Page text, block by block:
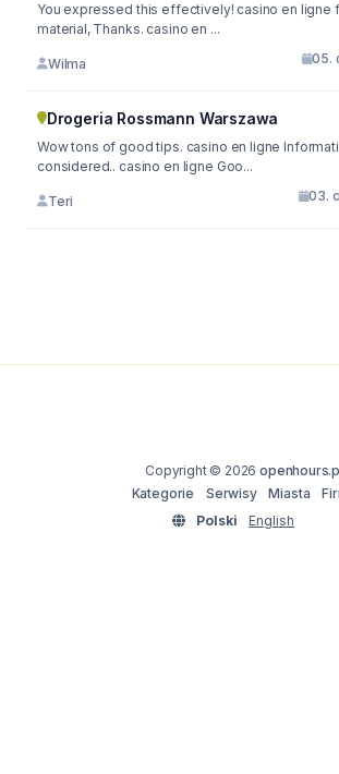
You expressed this effectively! casino en ligne
material, Thanks. casino en ...
Wilma 05.
Drogeria Rossmann Warszawa
Wow tons of good tips. casino en ligne
considered.. casino en ligne Goo...
Teri 03.
Copyright © 2026
Kategorie
Serwisy Miasta
Polski
English